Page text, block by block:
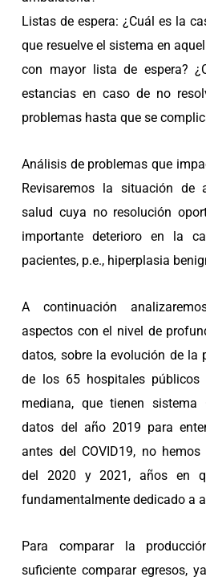
Listas de espera: ¿Cuál es la
que resuelve el sistema en
con mayor lista de espera?
estancias en caso de no
problemas hasta que se
Análisis de problemas que
Revisaremos la situación de
salud cuya no resolución
importante deterioro en la
pacientes, p.e., hiperplasia
A continuación
aspectos con el nivel de
datos, sobre la evolución de la
de los 65 hospitales
mediana, que tienen sistema
datos del año 2019 para
antes del COVID19, no
del 2020 y 2021, años en
fundamentalmente dedicado a
Para comparar la
suficiente comparar egresos,